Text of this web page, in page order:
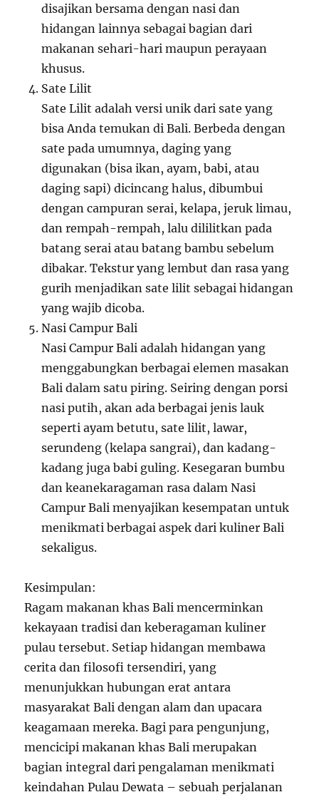
disajikan bersama dengan nasi dan
hidangan lainnya sebagai bagian dari
makanan sehari-hari maupun perayaan
khusus.
Sate Lilit
Sate Lilit adalah versi unik dari sate yang
bisa Anda temukan di Bali. Berbeda dengan
sate pada umumnya, daging yang
digunakan (bisa ikan, ayam, babi, atau
daging sapi) dicincang halus, dibumbui
dengan campuran serai, kelapa, jeruk limau,
dan rempah-rempah, lalu dililitkan pada
batang serai atau batang bambu sebelum
dibakar. Tekstur yang lembut dan rasa yang
gurih menjadikan sate lilit sebagai hidangan
yang wajib dicoba.
Nasi Campur Bali
Nasi Campur Bali adalah hidangan yang
menggabungkan berbagai elemen masakan
Bali dalam satu piring. Seiring dengan porsi
nasi putih, akan ada berbagai jenis lauk
seperti ayam betutu, sate lilit, lawar,
serundeng (kelapa sangrai), dan kadang-
kadang juga babi guling. Kesegaran bumbu
dan keanekaragaman rasa dalam Nasi
Campur Bali menyajikan kesempatan untuk
menikmati berbagai aspek dari kuliner Bali
sekaligus.
Kesimpulan:
Ragam makanan khas Bali mencerminkan
kekayaan tradisi dan keberagaman kuliner
pulau tersebut. Setiap hidangan membawa
cerita dan filosofi tersendiri, yang
menunjukkan hubungan erat antara
masyarakat Bali dengan alam dan upacara
keagamaan mereka. Bagi para pengunjung,
mencicipi makanan khas Bali merupakan
bagian integral dari pengalaman menikmati
keindahan Pulau Dewata – sebuah perjalanan